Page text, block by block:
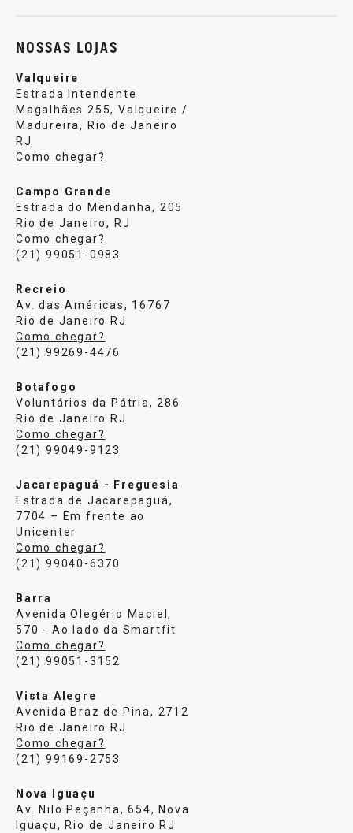
NOSSAS LOJAS
Valqueire
Estrada Intendente
Magalhães 255, Valqueire /
Madureira, Rio de Janeiro
RJ
Como chegar?
Campo Grande
Estrada do Mendanha, 205
Rio de Janeiro, RJ
Como chegar?
(21) 99051-0983
Recreio
Av. das Américas, 16767
Rio de Janeiro RJ
Como chegar?
(21) 99269-4476
Botafogo
Voluntários da Pátria, 286
Rio de Janeiro RJ
Como chegar?
(21) 99049-9123
Jacarepaguá - Freguesia
Estrada de Jacarepaguá,
7704 – Em frente ao
Unicenter
Como chegar?
(21) 99040-6370
Barra
Avenida Olegério Maciel,
570 - Ao lado da Smartfit
Como chegar?
(21) 99051-3152
Vista Alegre
Avenida Braz de Pina, 2712
Rio de Janeiro RJ
Como chegar?
(21) 99169-2753
Nova Iguaçu
Av. Nilo Peçanha, 654, Nova
Iguaçu, Rio de Janeiro RJ